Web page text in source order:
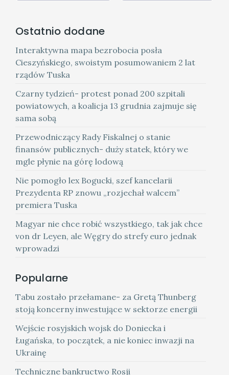
Ostatnio dodane
Interaktywna mapa bezrobocia posła
Cieszyńskiego, swoistym posumowaniem 2 lat
rządów Tuska
Czarny tydzień- protest ponad 200 szpitali
powiatowych, a koalicja 13 grudnia zajmuje się
sama sobą
Przewodniczący Rady Fiskalnej o stanie
finansów publicznych- duży statek, który we
mgle płynie na górę lodową
Nie pomogło lex Bogucki, szef kancelarii
Prezydenta RP znowu „rozjechał walcem”
premiera Tuska
Magyar nie chce robić wszystkiego, tak jak chce
von dr Leyen, ale Węgry do strefy euro jednak
wprowadzi
Popularne
Tabu zostało przełamane- za Gretą Thunberg
stoją koncerny inwestujące w sektorze energii
Wejście rosyjskich wojsk do Doniecka i
Ługańska, to początek, a nie koniec inwazji na
Ukrainę
Techniczne bankructwo Rosji